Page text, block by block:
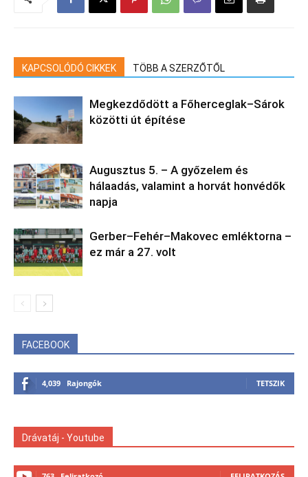
KAPCSOLÓDÓ CIKKEK TÖBB A SZERZŐTŐL
Megkezdődött a Főherceglak–Sárok
közötti út építése
Augusztus 5. – A győzelem és
hálaadás, valamint a horvát honvédők
napja
Gerber–Fehér–Makovec emléktorna –
ez már a 27. volt
FACEBOOK
4,039 Rajongók TETSZIK
Drávatáj - Youtube